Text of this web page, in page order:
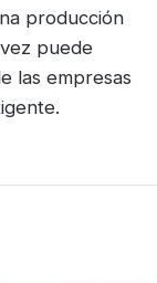
producción
puede
las empresas